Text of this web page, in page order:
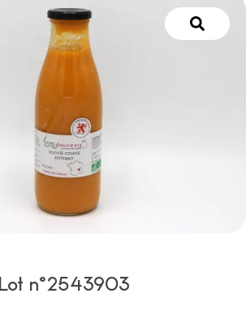
Lot n°2543903